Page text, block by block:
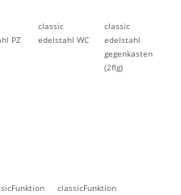
PZ
classic
edelstahl WC
classic
edelstahl
gegenkasten
(2flg)
classicFunktion